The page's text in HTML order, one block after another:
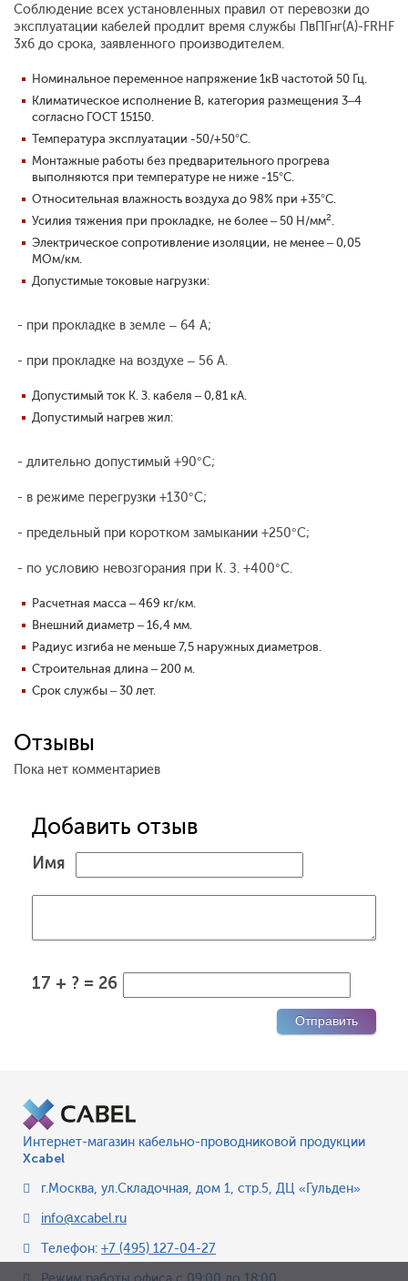
Соблюдение всех установленных правил от перевозки до
эксплуатации кабелей продлит время службы ПвПГнг(A)-FRHF
3x6 до срока, заявленного производителем.
Номинальное переменное напряжение 1кВ частотой 50 Гц.
Климатическое исполнение В, категория размещения 3–4
согласно ГОСТ 15150.
Температура эксплуатации -50/+50°С.
Монтажные работы без предварительного прогрева
выполняются при температуре не ниже -15°С.
Относительная влажность воздуха до 98% при +35°С.
Усилия тяжения при прокладке, не более – 50 Н/мм2.
Электрическое сопротивление изоляции, не менее – 0,05
МОм/км.
Допустимые токовые нагрузки:
- при прокладке в земле – 64 А;
- при прокладке на воздухе – 56 А.
Допустимый ток К. З. кабеля – 0,81 кА.
Допустимый нагрев жил:
- длительно допустимый +90°С;
- в режиме перегрузки +130°С;
- предельный при коротком замыкании +250°С;
- по условию невозгорания при К. З. +400°С.
Расчетная масса – 469 кг/км.
Внешний диаметр – 16,4 мм.
Радиус изгиба не меньше 7,5 наружных диаметров.
Строительная длина – 200 м.
Срок службы – 30 лет.
Отзывы
Пока нет комментариев
Добавить отзыв
Имя
17 + ? = 26
Интернет-магазин кабельно-проводниковой продукции
Xcabel
г.Москва, ул.Складочная, дом 1, стр.5, ДЦ «Гульден»
info@xcabel.ru
Телефон: +7 (495) 127-04-27